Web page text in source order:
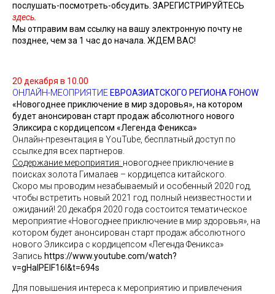
послушать-посмотреть-обсудить. ЗАРЕГИСТРИРУЙТЕСЬ
здесь
Мы отправим вам ссылку на вашу электронную почту не
позднее, чем за 1 час до начала. ЖДЕМ ВАС!
20 декабря в 10.00
ОНЛАЙН-МЕОПРИЯТИЕ ЕВРОАЗИАТСКОГО РЕГИОНА FOHOW
«Новогоднее приключение в мир здоровья», на котором
будет анонсирован старт продаж абсолютного нового
Эликсира с кордицепсом «Легенда Феникса»
Онлайн-презентация в YouTube, бесплатный доступ по
ссылке для всех партнеров.
Содержание мероприятия: новогоднее приключение в
поисках золота Гималаев – кордицепса китайского.
Скоро мы проводим незабываемый и особенный 2020 год,
чтобы встретить новый 2021 год, полный неизвестности и
ожиданий! 20 декабря 2020 года состоится тематическое
мероприятие «Новогоднее приключение в мир здоровья», на
котором будет анонсирован старт продаж абсолютного
нового Эликсира с кордицепсом «Легенда Феникса»
Запись https://www.youtube.com/watch?
v=gHalPElF16I&t=694s
Для повышения интереса к мероприятию и привлечения